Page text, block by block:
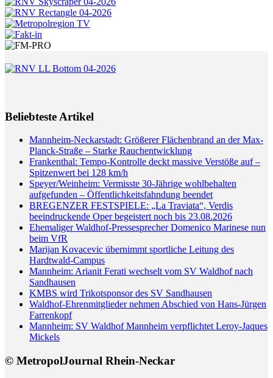
Beliebteste Artikel
Mannheim-Neckarstadt: Größerer Flächenbrand an der Max-
Planck-Straße – Starke Rauchentwicklung
Frankenthal: Tempo-Kontrolle deckt massive Verstöße auf –
Spitzenwert bei 128 km/h
Speyer/Weinheim: Vermisste 30-Jährige wohlbehalten
aufgefunden – Öffentlichkeitsfahndung beendet
BREGENZER FESTSPIELE: „La Traviata“, Verdis
beeindruckende Oper begeistert noch bis 23.08.2026
Ehemaliger Waldhof-Pressesprecher Domenico Marinese nun
beim VfR
Marijan Kovacevic übernimmt sportliche Leitung des
Hardtwald-Campus
Mannheim: Arianit Ferati wechselt vom SV Waldhof nach
Sandhausen
KMBS wird Trikotsponsor des SV Sandhausen
Waldhof-Ehrenmitglieder nehmen Abschied von Hans-Jürgen
Farrenkopf
Mannheim: SV Waldhof Mannheim verpflichtet Leroy-Jaques
Mickels
© MetropolJournal Rhein-Neckar